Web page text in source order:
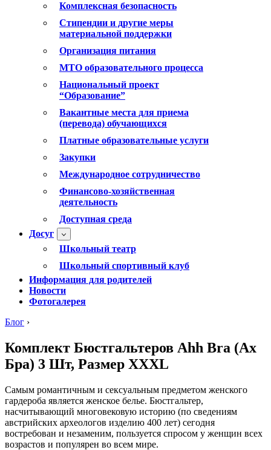
Комплексная безопасность
Стипендии и другие меры
материальной поддержки
Организация питания
МТО образовательного процесса
Национальный проект
“Образование”
Вакантные места для приема
(перевода) обучающихся
Платные образовательные услуги
Закупки
Международное сотрудничество
Финансово-хозяйственная
деятельность
Доступная среда
Досуг
Школьный театр
Школьный спортивный клуб
Информация для родителей
Новости
Фотогалерея
Блог ›
Комплект Бюстгальтеров Ahh Bra (Ах
Бра) 3 Шт, Размер XXXL
Самым романтичным и сексуальным предметом женского
гардероба является женское белье. Бюстгальтер,
насчитывающий многовековую историю (по сведениям
австрийских археологов изделию 400 лет) сегодня
востребован и незаменим, пользуется спросом у женщин всех
возрастов и популярен во всем мире.